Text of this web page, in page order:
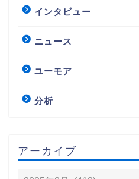
インタビュー
ニュース
ユーモア
分析
アーカイブ